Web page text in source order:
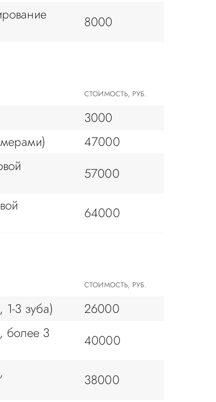
8000
СТОИМОСТЬ, РУБ.
3000
47000
57000
64000
СТОИМОСТЬ, РУБ.
1-3 зуба)
26000
более 3
40000
38000